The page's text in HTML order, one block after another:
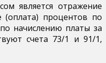
является отражение
(оплата) процентов по
начислению платы за
счета 73/1 и 91/1,